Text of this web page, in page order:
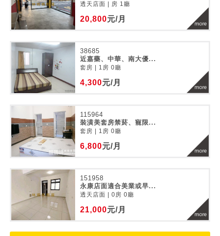
透天店面 | 房 1廳
20,800元/月
38685
近嘉藥、中華、南大優...
套房 | 1房 0廳
4,300元/月
115964
裝潢美套房禁菸、寵限...
套房 | 1房 0廳
6,800元/月
151958
永康店面適合美業或早...
透天店面 | 0房 0廳
21,000元/月